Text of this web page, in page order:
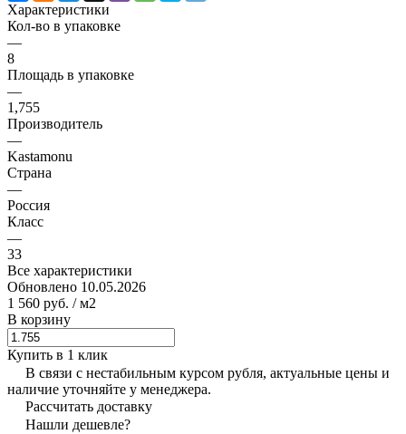
Характеристики
Кол-во в упаковке
—
8
Площадь в упаковке
—
1,755
Производитель
—
Kastamonu
Страна
—
Россия
Класс
—
33
Все характеристики
Обновлено 10.05.2026
1 560 руб. / м2
В корзину
Купить в 1 клик
В связи с нестабильным курсом рубля, актуальные цены и
наличие уточняйте у менеджера.
Рассчитать доставку
Нашли дешевле?